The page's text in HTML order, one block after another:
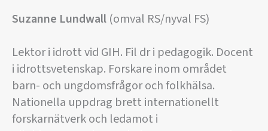
Suzanne Lundwall (omval RS/nyval FS)
Lektor i idrott vid GIH. Fil dr i pedagogik. Docent
i idrottsvetenskap. Forskare inom området
barn- och ungdomsfrågor och folkhälsa.
Nationella uppdrag brett internationellt
forskarnätverk och ledamot i